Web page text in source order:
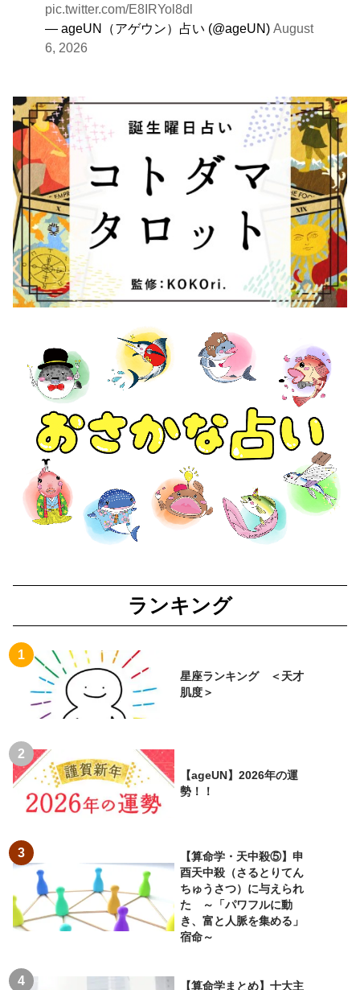
pic.twitter.com/E8IRYol8dl
— ageUN（アゲウン）占い (@ageUN)August
6, 2026
ランキング
星座ランキング ＜天才
肌度＞
【ageUN】2026年の運
勢！！
【算命学・天中殺⑤】申
酉天中殺（さるとりてん
ちゅうさつ）に与えられ
た ～「パワフルに動
き、富と人脈を集める」
宿命～
【算命学まとめ】十大主